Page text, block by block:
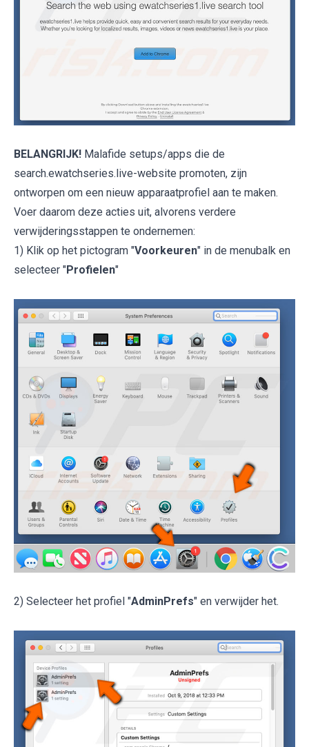
BELANGRIJK! Malafide setups/apps die de
search.ewatchseries.live-website promoten, zijn
ontworpen om een nieuw apparaatprofiel aan te maken.
Voer daarom deze acties uit, alvorens verdere
verwijderingsstappen te ondernemen:
1) Klik op het pictogram "Voorkeuren" in de menubalk en
selecteer "Profielen"
2) Selecteer het profiel "AdminPrefs" en verwijder het.